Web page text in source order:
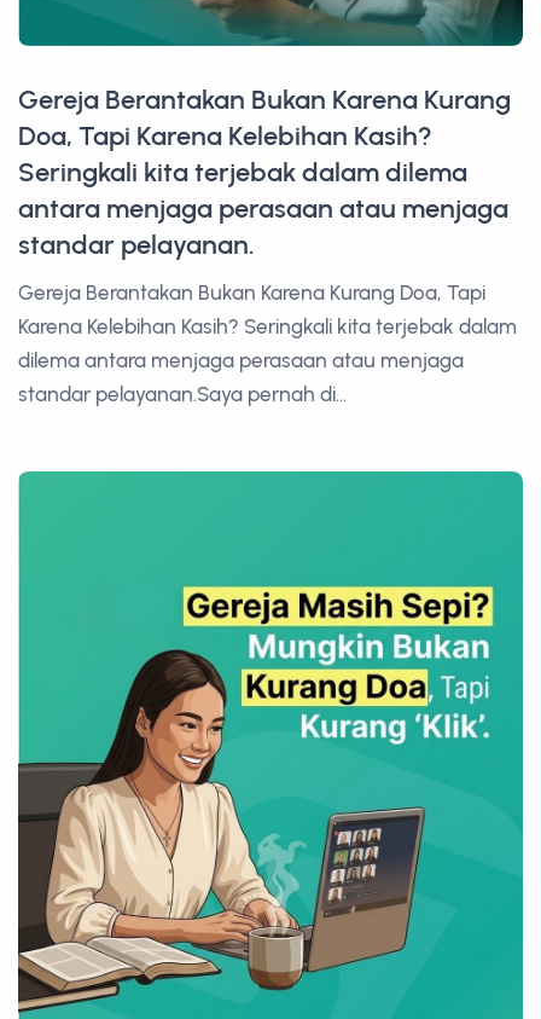
Gereja Berantakan Bukan Karena Kurang
Doa, Tapi Karena Kelebihan Kasih?
Seringkali kita terjebak dalam dilema
antara menjaga perasaan atau menjaga
standar pelayanan.
Gereja Berantakan Bukan Karena Kurang Doa, Tapi
Karena Kelebihan Kasih? Seringkali kita terjebak dalam
dilema antara menjaga perasaan atau menjaga
standar pelayanan.Saya pernah di...